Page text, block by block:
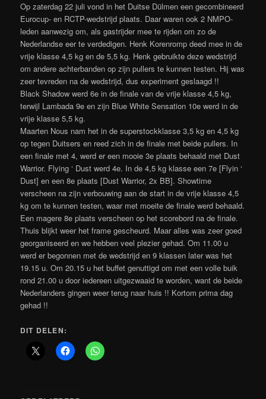
Op zaterdag 22 juli vond in het Duitse Dülmen een gecombineerd
Eurocup- en RCTP-wedstrijd plaats. Daar waren ook 2 NMPO-
leden aanwezig om, als gastrijder mee te rijden om zo de
Nederlandse eer te verdedigen. Henk Korenromp deed mee in de
vrije klasse 4,5 kg en de 5,5 kg. Henk gebruikte deze wedstrijd
om andere achterbanden op zijn pullers te kunnen testen. Hij was
zeer tevreden na de wedstrijd, dus experiment geslaagd !!
Black Shadow werd 6e in de finale van de vrije klasse 4,5 kg,
terwijl Lambada 9e en zijn Blue White Sensation 10e werd in de
vrije klasse 5,5 kg.
Maarten Nous nam het in de superstockklasse 3,5 kg en 4,5 kg
op tegen Duitsers en reed zich in de finale met beide pullers. In
een finale met 4, werd er een mooie 3e plaats behaald met Dust
Warrior. Flying ‘ Dust werd 4e. In de 4,5 kg klasse een 7e [Flyin ‘
Dust] en een 8e plaats [Dust Warrior, 2x BB]. Showtime
verscheen na zijn verbouwing aan de start in de vrije klasse 4,5
kg om te kunnen testen, waar met moeite de finale werd behaald.
Een magere 8e plaats verscheen op het scorebord na de finale.
Thuis blijkt weer het frame gescheurd. Maar alles was zeer goed
georganiseerd en we hebben veel plezier gehad. Om 11.00 u
werd er begonnen met de wedstrijd en 9 klassen later was het
19.15 u. Om 20.15 u het buffet genuttigd om met een volle buik
rond 21.00 u door iedereen uitgezwaaid te worden, want de beide
Nederlanders gingen weer terug naar huis !! Kortom prima dag
gehad !!
DIT DELEN: